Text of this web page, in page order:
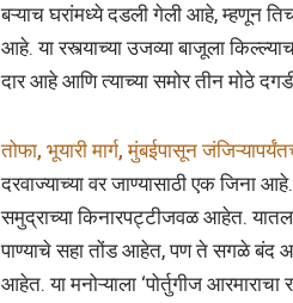
बऱ्याच घरांमध्ये दडली गेली आहे, म्हणून
आहे. या रस्त्याच्या उजव्या बाजूला
दार आहे आणि त्याच्या समोर तीन मोठे
तोफा, भूयारी मार्ग, मुंबईपासून
दरवाज्याच्या वर जाण्यासाठी एक जिना
समुद्राच्या किनारपट्टीजवळ आहेत. यातला
पाण्याचे सहा तोंड आहेत, पण ते सगळे बंद
आहेत. या मनोऱ्याला ‘पोर्तुगीज